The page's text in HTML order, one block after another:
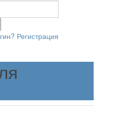
Регистрация